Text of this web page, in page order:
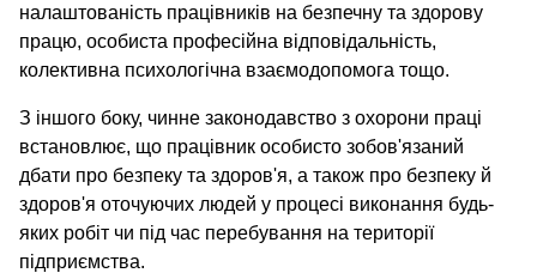
налаштованість працівників на безпечну та здорову
працю, особиста професійна відповідальність,
колективна психологічна взаємодопомога тощо.
З іншого боку, чинне законодавство з охорони праці
встановлює, що працівник особисто зобов'язаний
дбати про безпеку та здоров'я, а також про безпеку й
здоров'я оточуючих людей у процесі виконання будь-
яких робіт чи під час перебування на території
підприємства.